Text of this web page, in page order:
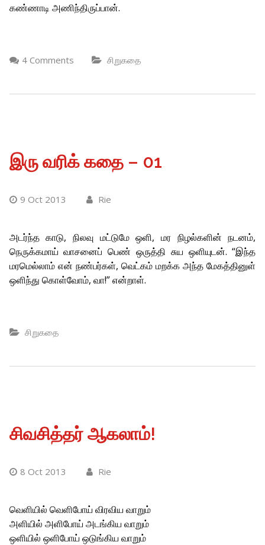
கண்ணாடி அணிந்திருப்பான்.
4 Comments சிறுகதை
இரு வரிக் கதை – 01
9 Oct 2013 Rie
அடர்ந்த காடு, நிலவு மட்டுமே ஒளி, மர நிழல்களின் நடனம்,
நெருக்கமாய் வாசனைப் பெண் ஒருத்தி சுய ஒளியுடன். “இந்த
மரமெல்லாம் என் நண்பர்கள், வெட்கம் மறக்க அந்த மேகத்தினுள்
ஒளிந்து கொள்வோம், வா!” என்றாள்.
சிறுகதை
சிவசித்தர் ஆகலாம்!
8 Oct 2013 Rie
வெளியில் வெளிபோய் விரவிய வாறும்
அளியில் அளிபோய் அடங்கிய வாறும்
ஒளியில் ஒளிபோய் ஒடுங்கிய வாறும்